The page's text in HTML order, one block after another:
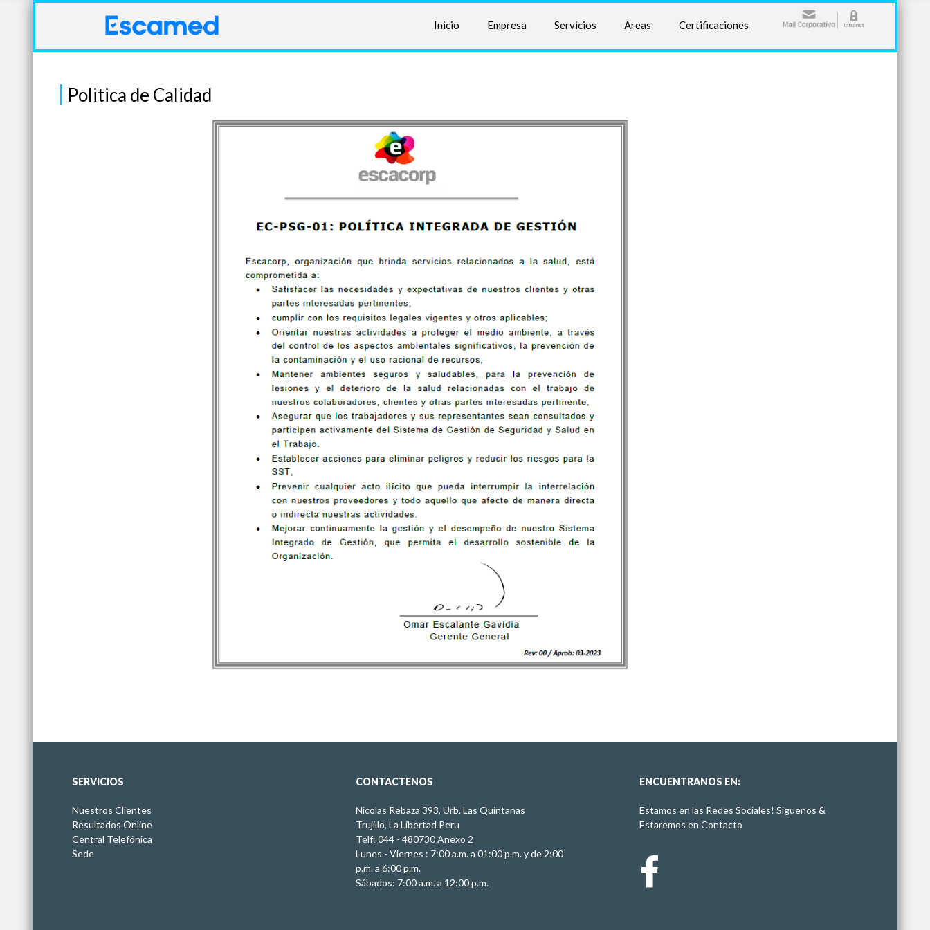
Inicio Empresa Servicios Areas Certificaciones
Politica de Calidad
SERVICIOS
Nuestros Clientes
Resultados Online
Central Telefónica
Sede
CONTACTENOS
Nicolas Rebaza 393, Urb. Las Quintanas
Trujillo, La Libertad Peru
Telf: 044 - 480730 Anexo 2
Lunes - Viernes : 7:00 a.m. a 01:00 p.m. y de 2:00
p.m. a 6:00 p.m.
Sábados: 7:00 a.m. a 12:00 p.m.
ENCUENTRANOS EN:
Estamos en las Redes Sociales! Siguenos &
Estaremos en Contacto